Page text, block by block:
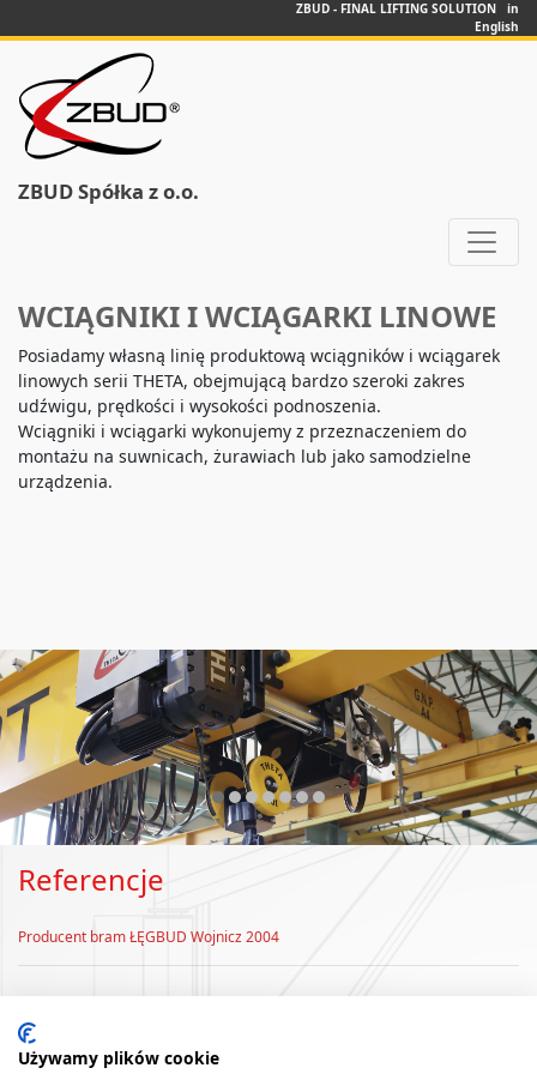
ZBUD - FINAL LIFTING SOLUTION in
English
ZBUD Spółka z o.o.
WCIĄGNIKI I WCIĄGARKI LINOWE
Posiadamy własną linię produktową wciągników i wciągarek
linowych serii THETA, obejmującą bardzo szeroki zakres
udźwigu, prędkości i wysokości podnoszenia.
Wciągniki i wciągarki wykonujemy z przeznaczeniem do
montażu na suwnicach, żurawiach lub jako samodzielne
urządzenia.
❮ ❯
Referencje
Producent bram ŁĘGBUD Wojnicz 2004
Używamy plików cookie